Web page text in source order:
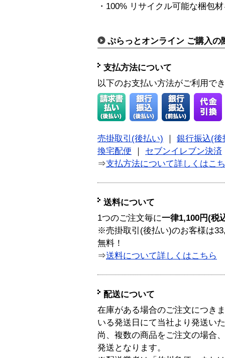
・100% リサイクル可能な梱包
ぷらっとオンライン ご購入の
支払方法について
以下のお支払い方法がご利用で
売掛取引(後払い) ｜ 銀行振込(後
換宅配便 ｜ セブンイレブン決済
⇒支払方法について詳しくはこ
送料について
1つのご注文毎に一律1,100円(税
※売掛取引(後払い)のお客様は
無料！
⇒送料について詳しくはこちら
配送について
在庫がある場合のご注文につき
いる発送日にて当社より発送い
尚、複数の商品をご注文の場合
発送となります。